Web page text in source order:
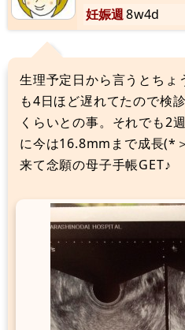
妊娠週8w4d
生理予定日から言うとちょ
も4日ほど遅れてたので検
くらいとの事。それでも2
に今は16.8mmまで成長(*
来て念願の母子手帳GET♪